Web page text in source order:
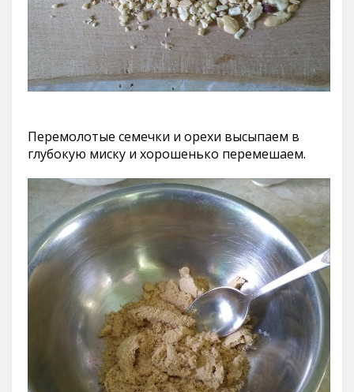
Перемолотые семечки и орехи высыпаем в
глубокую миску и хорошенько перемешаем.